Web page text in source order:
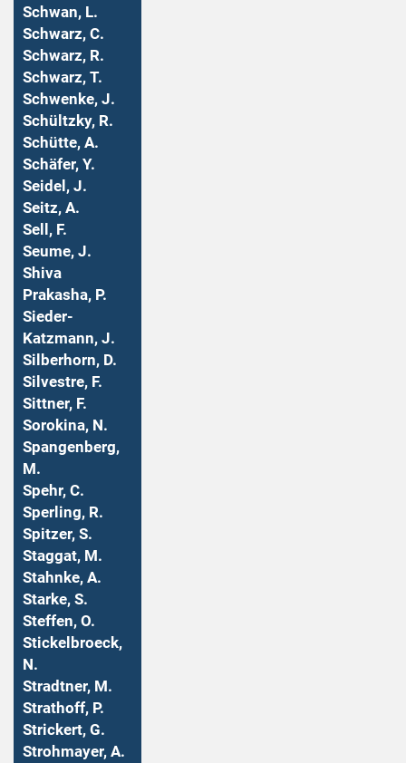
Schwan, L.
Schwarz, C.
Schwarz, R.
Schwarz, T.
Schwenke, J.
Schültzky, R.
Schütte, A.
Schäfer, Y.
Seidel, J.
Seitz, A.
Sell, F.
Seume, J.
Shiva
Prakasha, P.
Sieder-
Katzmann, J.
Silberhorn, D.
Silvestre, F.
Sittner, F.
Sorokina, N.
Spangenberg,
M.
Spehr, C.
Sperling, R.
Spitzer, S.
Staggat, M.
Stahnke, A.
Starke, S.
Steffen, O.
Stickelbroeck,
N.
Stradtner, M.
Strathoff, P.
Strickert, G.
Strohmayer, A.